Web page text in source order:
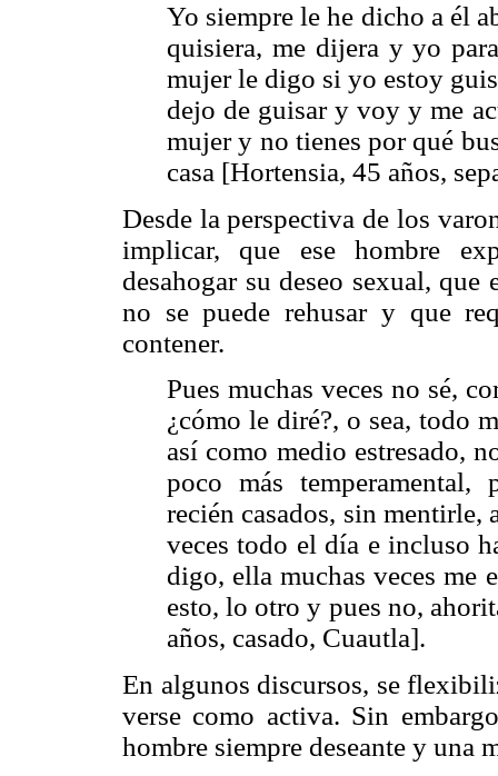
Yo siempre le he dicho a él
quisiera, me dijera y yo
mujer le digo si yo estoy
dejo de guisar y voy y me
mujer y no tienes por qué
casa [Hortensia, 45 años,
Desde la perspectiva de los
implicar, que ese hombre
desahogar su deseo sexual,
no se puede rehusar y que
contener.
Pues muchas veces no sé,
¿cómo le diré?, o sea, todo
así como medio estresado,
poco más temperamental,
recién casados, sin mentirle,
veces todo el día e incluso
digo, ella muchas veces me
esto, lo otro y pues no,
años, casado, Cuautla].
En algunos discursos, se
verse como activa. Sin
hombre siempre deseante y una